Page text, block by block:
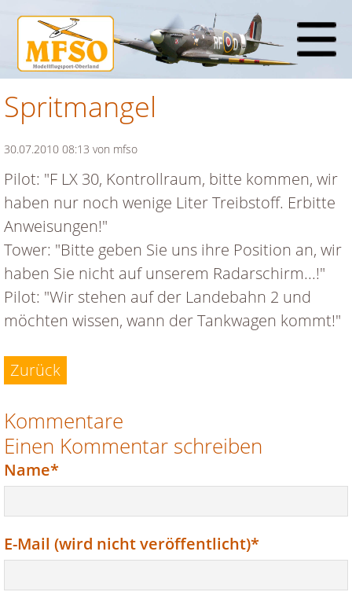
Spritmangel
30.07.2010 08:13 von mfso
Pilot: "F LX 30, Kontrollraum, bitte kommen, wir
haben nur noch wenige Liter Treibstoff. Erbitte
Anweisungen!"
Tower: "Bitte geben Sie uns ihre Position an, wir
haben Sie nicht auf unserem Radarschirm...!"
Pilot: "Wir stehen auf der Landebahn 2 und
möchten wissen, wann der Tankwagen kommt!"
Zurück
Kommentare
Einen Kommentar schreiben
Pflichtfeld
Name*
Pflichtfeld
E-Mail (wird nicht veröffentlicht)*